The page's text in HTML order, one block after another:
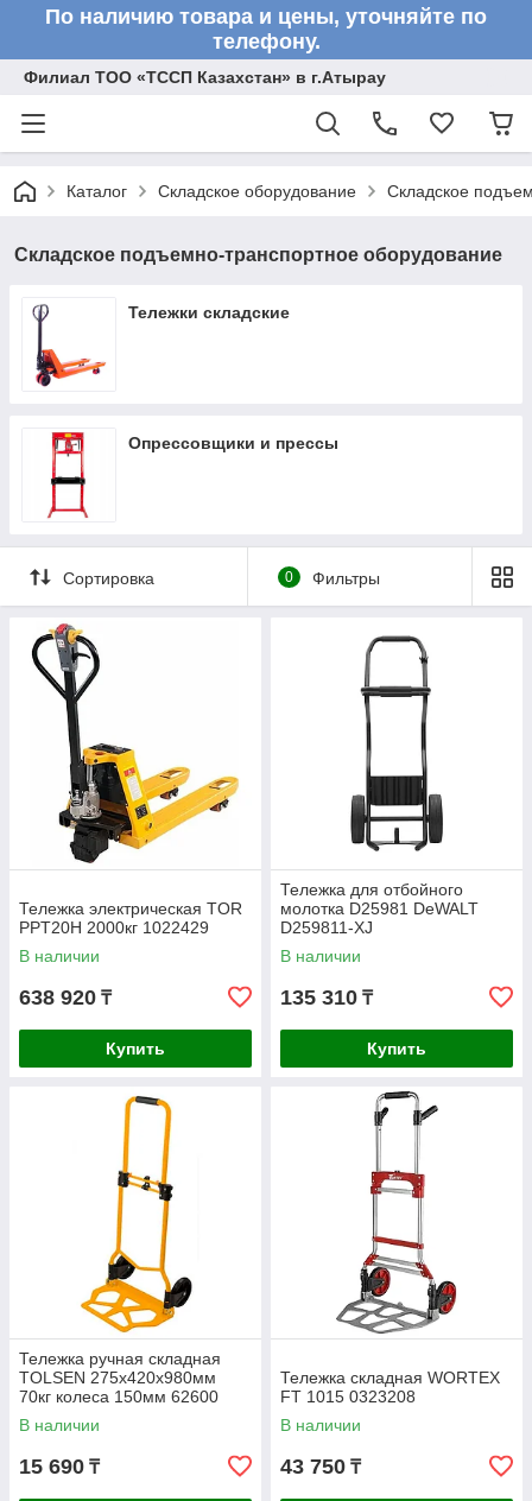
По наличию товара и цены, уточняйте по
телефону.
Филиал ТОО «ТССП Казахстан» в г.Атырау
Каталог Складское оборудование Складское
Складское подъемно-транспортное оборудование
Тележки складские
Опрессовщики и прессы
Сортировка 0 Фильтры
Тележка электрическая TOR
PPT20H 2000кг 1022429
В наличии
638 920 ₸
Купить
Тележка для отбойного
молотка D25981 DeWALT
D259811-XJ
В наличии
135 310 ₸
Купить
Тележка ручная складная
TOLSEN 275х420х980мм
70кг колеса 150мм 62600
В наличии
15 690 ₸
Тележка складная WORTEX
FT 1015 0323208
В наличии
43 750 ₸